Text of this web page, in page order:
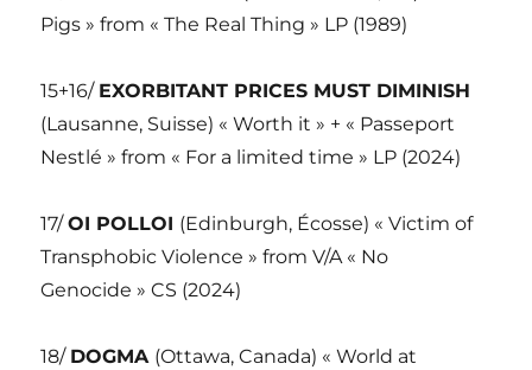
Pigs » from « The Real Thing » LP (1989)
15+16/ EXORBITANT PRICES MUST DIMINISH
(Lausanne, Suisse) « Worth it » + « Passeport
Nestlé » from « For a limited time » LP (2024)
17/OI POLLOI (Edinburgh, Écosse) « Victim of
Transphobic Violence » from V/A « No
Genocide » CS (2024)
18/ DOGMA (Ottawa, Canada) « World at